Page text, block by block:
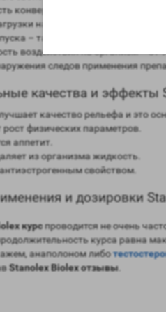
конвертироваться в женские
на печень – средняя.
– таблетированная,
воздействия на организм – от 9
следов применения
качества и эффекты
качество рельефа и это
физических параметров.
аппетит.
из организма жидкость.
свойством.
и дозировки
курспроводится не очень
курса равна
анаполоном либо
Stanolex Biolex отзывы